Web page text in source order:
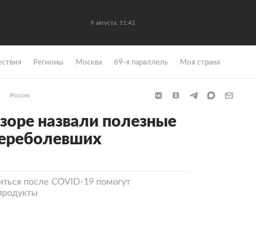
9 августа, 11:42
Регионы Москва 69-я параллель Моя страна
Россия
назвали полезные
после COVID-19 помогут